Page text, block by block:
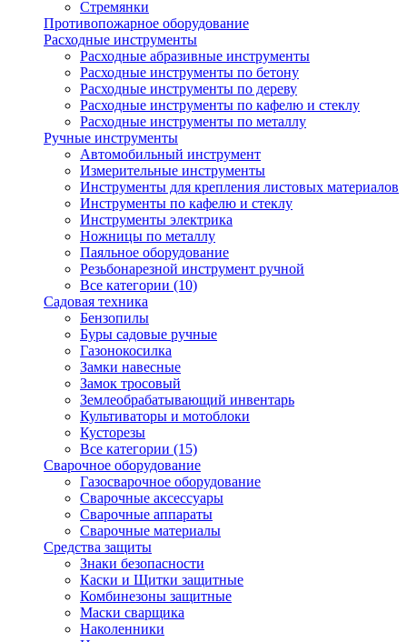
Стремянки
Противопожарное оборудование
Расходные инструменты
Расходные абразивные инструменты
Расходные инструменты по бетону
Расходные инструменты по дереву
Расходные инструменты по кафелю и стеклу
Расходные инструменты по металлу
Ручные инструменты
Автомобильный инструмент
Измерительные инструменты
Инструменты для крепления листовых материалов
Инструменты по кафелю и стеклу
Инструменты электрика
Ножницы по металлу
Паяльное оборудование
Резьбонарезной инструмент ручной
Все категории (10)
Садовая техника
Бензопилы
Буры садовые ручные
Газонокосилка
Замки навесные
Замок тросовый
Землеобрабатывающий инвентарь
Культиваторы и мотоблоки
Кусторезы
Все категории (15)
Сварочное оборудование
Газосварочное оборудование
Сварочные аксессуары
Сварочные аппараты
Сварочные материалы
Средства защиты
Знаки безопасности
Каски и Щитки защитные
Комбинезоны защитные
Маски сварщика
Наколенники